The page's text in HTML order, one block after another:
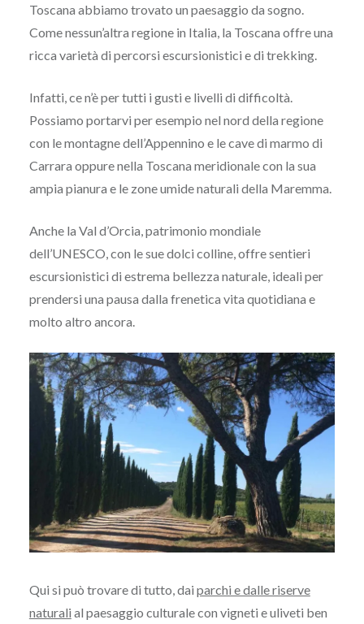
Toscana abbiamo trovato un paesaggio da sogno.
Come nessun’altra regione in Italia, la Toscana offre una
ricca varietà di percorsi escursionistici e di trekking.
Infatti, ce n’è per tutti i gusti e livelli di difficoltà.
Possiamo portarvi per esempio nel nord della regione
con le montagne dell’Appennino e le cave di marmo di
Carrara oppure nella Toscana meridionale con la sua
ampia pianura e le zone umide naturali della Maremma.
Anche la Val d’Orcia, patrimonio mondiale
dell’UNESCO, con le sue dolci colline, offre sentieri
escursionistici di estrema bellezza naturale, ideali per
prendersi una pausa dalla frenetica vita quotidiana e
molto altro ancora.
Qui si può trovare di tutto, dai parchi e dalle riserve
naturali al paesaggio culturale con vigneti e uliveti ben